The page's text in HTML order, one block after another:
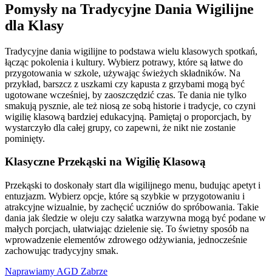
Pomysły na Tradycyjne Dania Wigilijne
dla Klasy
Tradycyjne dania wigilijne to podstawa wielu klasowych spotkań,
łącząc pokolenia i kultury. Wybierz potrawy, które są łatwe do
przygotowania w szkole, używając świeżych składników. Na
przykład, barszcz z uszkami czy kapusta z grzybami mogą być
ugotowane wcześniej, by zaoszczędzić czas. Te dania nie tylko
smakują pysznie, ale też niosą ze sobą historie i tradycje, co czyni
wigilię klasową bardziej edukacyjną. Pamiętaj o proporcjach, by
wystarczyło dla całej grupy, co zapewni, że nikt nie zostanie
pominięty.
Klasyczne Przekąski na Wigilię Klasową
Przekąski to doskonały start dla wigilijnego menu, budując apetyt i
entuzjazm. Wybierz opcje, które są szybkie w przygotowaniu i
atrakcyjne wizualnie, by zachęcić uczniów do spróbowania. Takie
dania jak śledzie w oleju czy sałatka warzywna mogą być podane w
małych porcjach, ułatwiając dzielenie się. To świetny sposób na
wprowadzenie elementów zdrowego odżywiania, jednocześnie
zachowując tradycyjny smak.
Naprawiamy AGD Zabrze